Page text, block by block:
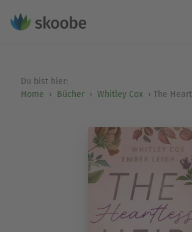
Du bist hier:
Home
Bücher Whitley Cox The